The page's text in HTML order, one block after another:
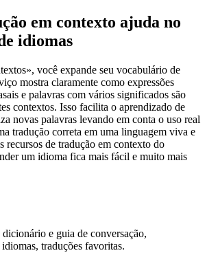
em contexto ajuda no
idiomas
você expande seu vocabulário de
mostra claramente como expressões
e palavras com vários significados são
contextos. Isso facilita o aprendizado de
novas palavras levando em conta o uso real
tradução correta em uma linguagem viva e
recursos de tradução em contexto do
um idioma fica mais fácil e muito mais
e guia de conversação,
traduções favoritas.